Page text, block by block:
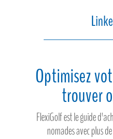
Optimisez
trouver
FlexiGolf est le guide
nomades avec plus